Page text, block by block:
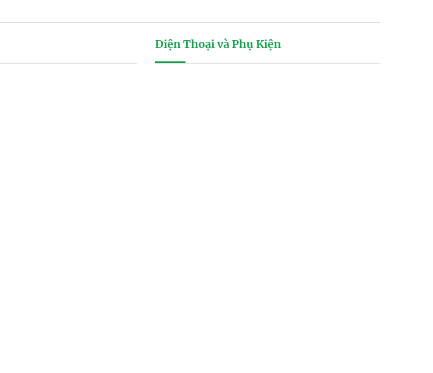
Điện Thoại và Phụ Kiện